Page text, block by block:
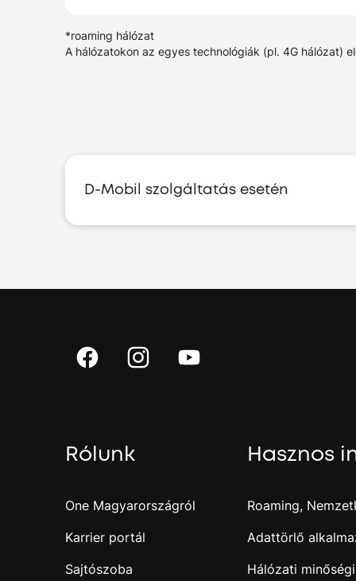
*roaming hálózat
A hálózatokon az egyes technológiák (pl. 4G hálózat)
D-Mobil szolgáltatás esetén
Rólunk
One Magyarországról
Karrier portál
Sajtószoba
Hasznos
Roaming,
Adattörlő
Hálózati